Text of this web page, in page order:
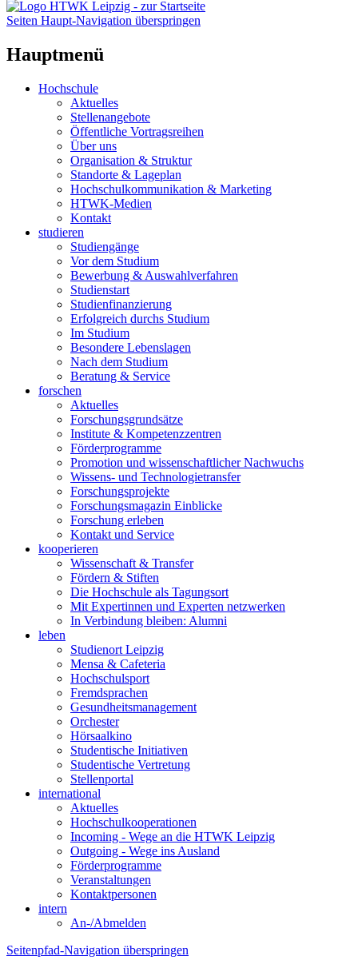
Seiten Haupt-Navigation überspringen
Hauptmenü
Hochschule
Aktuelles
Stellenangebote
Öffentliche Vortragsreihen
Über uns
Organisation & Struktur
Standorte & Lageplan
Hochschulkommunikation & Marketing
HTWK-Medien
Kontakt
studieren
Studiengänge
Vor dem Studium
Bewerbung & Auswahlverfahren
Studienstart
Studienfinanzierung
Erfolgreich durchs Studium
Im Studium
Besondere Lebenslagen
Nach dem Studium
Beratung & Service
forschen
Aktuelles
Forschungsgrundsätze
Institute & Kompetenzzentren
Förderprogramme
Promotion und wissenschaftlicher Nachwuchs
Wissens- und Technologietransfer
Forschungsprojekte
Forschungsmagazin Einblicke
Forschung erleben
Kontakt und Service
kooperieren
Wissenschaft & Transfer
Fördern & Stiften
Die Hochschule als Tagungsort
Mit Expertinnen und Experten netzwerken
In Verbindung bleiben: Alumni
leben
Studienort Leipzig
Mensa & Cafeteria
Hochschulsport
Fremdsprachen
Gesundheitsmanagement
Orchester
Hörsaalkino
Studentische Initiativen
Studentische Vertretung
Stellenportal
international
Aktuelles
Hochschulkooperationen
Incoming - Wege an die HTWK Leipzig
Outgoing - Wege ins Ausland
Förderprogramme
Veranstaltungen
Kontaktpersonen
intern
An-/Abmelden
Seitenpfad-Navigation überspringen